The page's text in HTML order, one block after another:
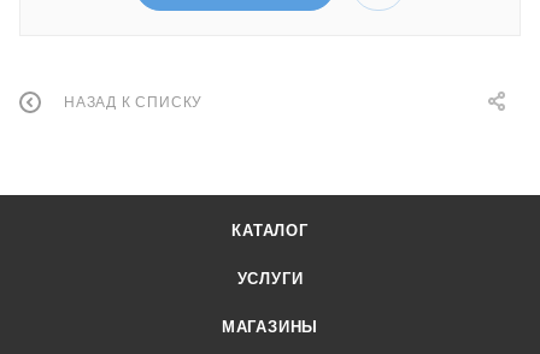
НАЗАД К СПИСКУ
КАТАЛОГ
УСЛУГИ
МАГАЗИНЫ